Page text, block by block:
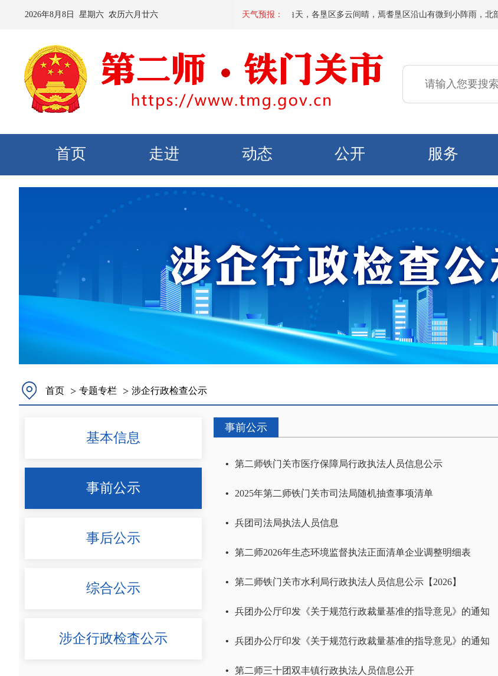
2026年8月 8 日 星期六 农历六月廿六 天气预报：
预计：今天夜间到明天白天，各垦区多云间晴，焉耆垦区沿山有微到小阵雨，北
首页 走进 动态 公开 服务
首页 > 专题专栏 > 涉企行政检查公示
基本信息
事前公示
事后公示
综合公示
涉企行政检査公示
事前公示
• 第二师铁门关市医疗保障局行政执法人员信息公示
• 2025年第二师铁门关市司法局随机抽查事项清单
• 兵团司法局执法人员信息
• 第二师2026年生态环境监督执法正面清单企业调整明细表
• 第二师铁门关市水利局行政执法人员信息公示【2026】
• 兵团办公厅印发《关于规范行政裁量基准的指导意见》的通知
• 兵团办公厅印发《关于规范行政裁量基准的指导意见》的通知
• 第二师三十团双丰镇行政执法人员信息公开